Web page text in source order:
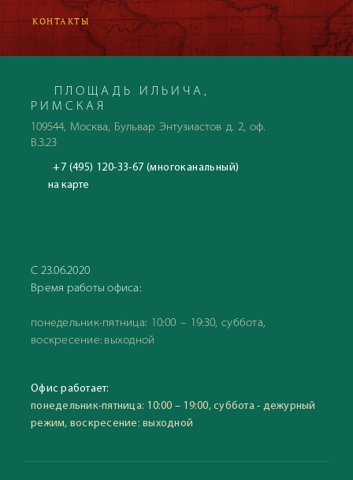
КОНТАКТЫ
ПЛОЩАДЬ ИЛЬИЧА,
РИМСКАЯ
109544, Москва, Бульвар Энтузиастов д. 2, оф.
В.3.23
+7 (495) 120-33-67 (многоканальный)
на карте
С 23.06.2020
Время работы офиса:
понедельник-пятница: 10:00 – 19:30, суббота,
воскресение: выходной
Офис работает:
понедельник-пятница: 10:00 – 19:00, суббота - дежурный
режим, воскресение: выходной